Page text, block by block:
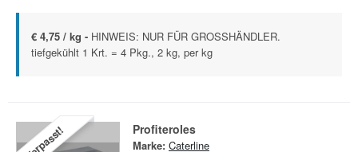
€ 4,75 / kg - HINWEIS: NUR FÜR GROSSHÄNDLER.
tiefgekühlt 1 Krt. = 4 Pkg., 2 kg, per kg
Verpasst! Profiteroles
Marke: Caterline